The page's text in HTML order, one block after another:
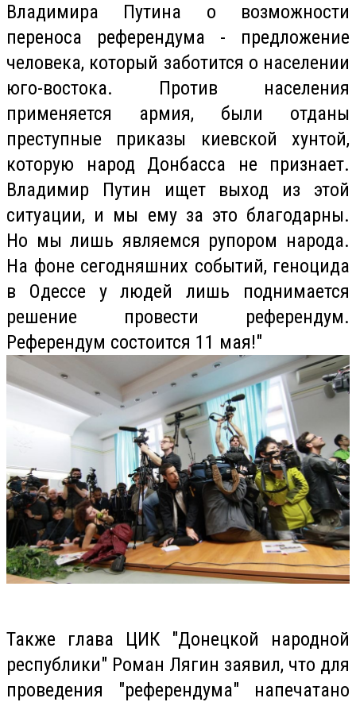
Владимира Путина о возможности
переноса референдума - предложение
человека, который заботится о населении
юго-востока. Против населения
применяется армия, были отданы
преступные приказы киевской хунтой,
которую народ Донбасса не признает.
Владимир Путин ищет выход из этой
ситуации, и мы ему за это благодарны.
Но мы лишь являемся рупором народа.
На фоне сегодняшних событий, геноцида
в Одессе у людей лишь поднимается
решение провести референдум.
Референдум состоится 11 мая!"
Также глава ЦИК "Донецкой народной
республики" Роман Лягин заявил, что для
проведения "референдума" напечатано